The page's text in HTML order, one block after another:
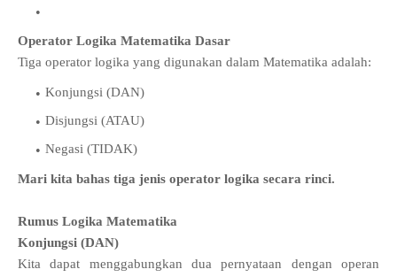
Operator Logika Matematika Dasar
Tiga operator logika yang digunakan dalam Matematika adalah:
Konjungsi (DAN)
Disjungsi (ATAU)
Negasi (TIDAK)
Mari kita bahas tiga jenis operator logika secara rinci.
Rumus Logika Matematika
Konjungsi (DAN)
Kita dapat menggabungkan dua pernyataan dengan operan